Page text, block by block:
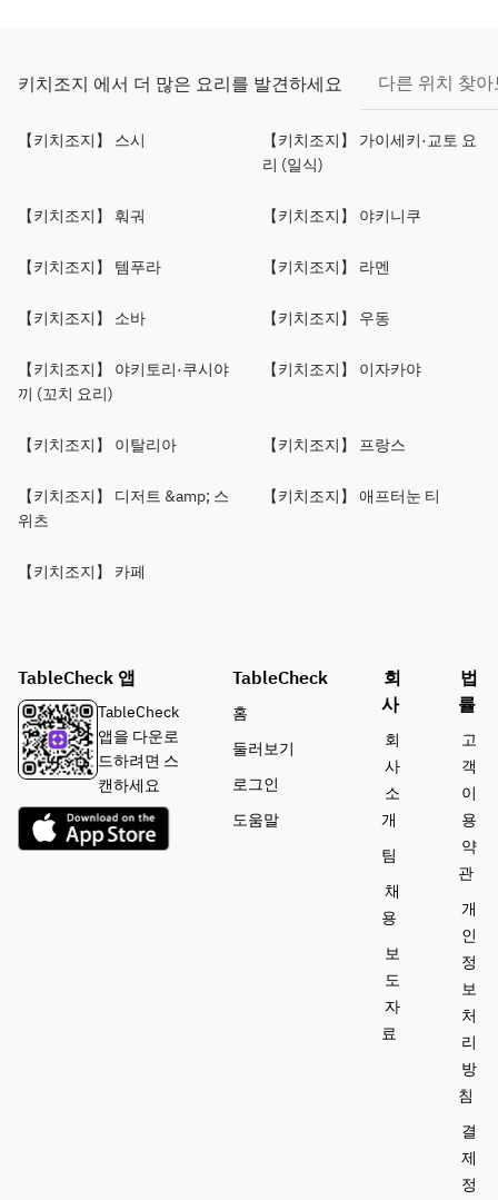
키치조지 에서 더 많은 요리를 발견하세요 다른 위치 찾
【키치조지】 스시
【키치조지】 가이세키·교토 요
리 (일식)
【키치조지】 훠궈 【키치조지】 야키니쿠
【키치조지】 템푸라 【키치조지】 라멘
【키치조지】 소바 【키치조지】 우동
【키치조지】 야키토리·쿠시야
끼 (꼬치 요리)
【키치조지】 이자카야
【키치조지】 이탈리아 【키치조지】 프랑스
【키치조지】 디저트 &amp; 스
위츠
【키치조지】 애프터눈 티
【키치조지】 카페
TableCheck 앱
TableCheck
앱을 다운로
드하려면 스
캔하세요
TableCheck
홈
둘러보기
로그인
도움말
회
사
회
사
소
개
팀
채
용
보
도
자
료
법
률
고
객
이
용
약
관
개
인
정
보
처
리
방
침
결
제
정